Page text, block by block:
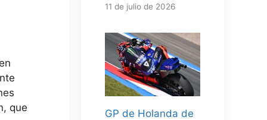
que
11 de julio de 2026
GP de Holanda de